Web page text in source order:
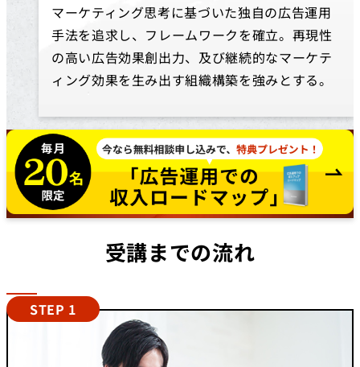
マーケティング思考に基づいた独自の広告運用
手法を追求し、フレームワークを確立。再現性
の高い広告効果創出力、及び継続的なマーケテ
ィング効果を生み出す組織構築を強みとする。
受講までの流れ
STEP 1